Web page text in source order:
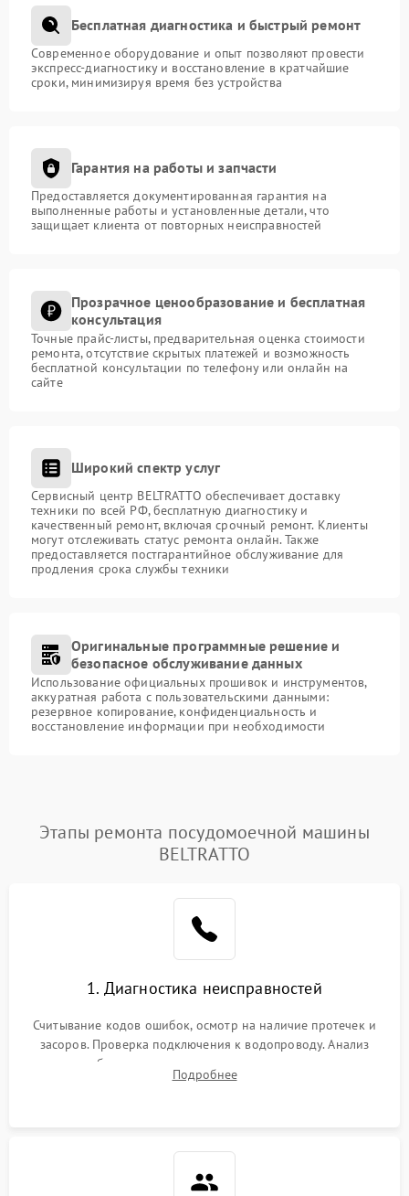
Бесплатная диагностика и быстрый ремонт
Современное оборудование и опыт позволяют провести
экспресс-диагностику и восстановление в кратчайшие
сроки, минимизируя время без устройства
Гарантия на работы и запчасти
Предоставляется документированная гарантия на
выполненные работы и установленные детали, что
защищает клиента от повторных неисправностей
Прозрачное ценообразование и бесплатная
консультация
Точные прайс-листы, предварительная оценка стоимости
ремонта, отсутствие скрытых платежей и возможность
бесплатной консультации по телефону или онлайн на
сайте
Широкий спектр услуг
Сервисный центр BELTRATTO обеспечивает доставку
техники по всей РФ, бесплатную диагностику и
качественный ремонт, включая срочный ремонт. Клиенты
могут отслеживать статус ремонта онлайн. Также
предоставляется постгарантийное обслуживание для
продления срока службы техники
Оригинальные программные решение и
безопасное обслуживание данных
Использование официальных прошивок и инструментов,
аккуратная работа с пользовательскими данными:
резервное копирование, конфиденциальность и
восстановление информации при необходимости
Этапы ремонта посудомоечной машины
BELTRATTO
1. Диагностика неисправностей
Считывание кодов ошибок, осмотр на наличие протечек и
засоров. Проверка подключения к водопроводу. Анализ
жалоб на отсутствие слива, нагрева, вращения
разбрызгивателей или срабатывание системы защиты
Подробнее